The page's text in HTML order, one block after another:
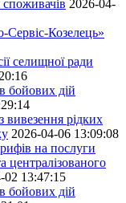
2026-04-
Козелець»
селищної ради
бойових дій
вивезення рідких
2026-04-06 13:09:08
на послуги
централізованого
02 13:47:15
бойових дій